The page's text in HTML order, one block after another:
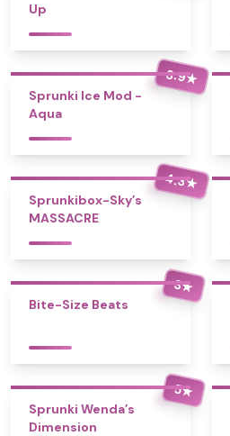
Up
3.9★
Sprunki Ice Mod -
Aqua
4.3★
Sprunkibox-Sky’s
MASSACRE
3★
Bite-Size Beats
5★
Sprunki Wenda’s
Dimension